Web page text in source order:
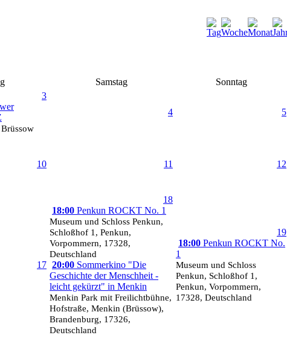
Samstag Sonntag
3
4 5
10 11 12
17
18
18:00 Penkun ROCKT No. 1
Museum und Schloss Penkun,
Schloßhof 1, Penkun,
Vorpommern, 17328,
Deutschland
20:00 Sommerkino "Die
Geschichte der Menschheit -
leicht gekürzt" in Menkin
Menkin Park mit Freilichtbühne,
Hofstraße, Menkin (Brüssow),
Brandenburg, 17326,
Deutschland
19
18:00 Penkun ROCKT No.
1
Museum und Schloss
Penkun, Schloßhof 1,
Penkun, Vorpommern,
17328, Deutschland